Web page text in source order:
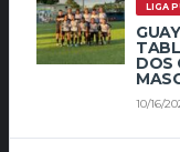
LIGA
DOS
10/16/